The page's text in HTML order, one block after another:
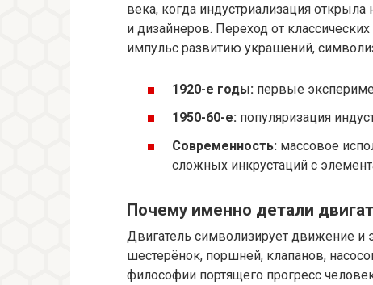
века, когда индустриализация
и дизайнеров. Переход от
импульс развитию украшений,
1920-е годы: первые
1950-60-е: популяризация
Современность: массовое
сложных инкрустаций с
Почему именно детали
Двигатель символизирует движение
шестерёнок, поршней, клапанов,
философии портящего прогресс